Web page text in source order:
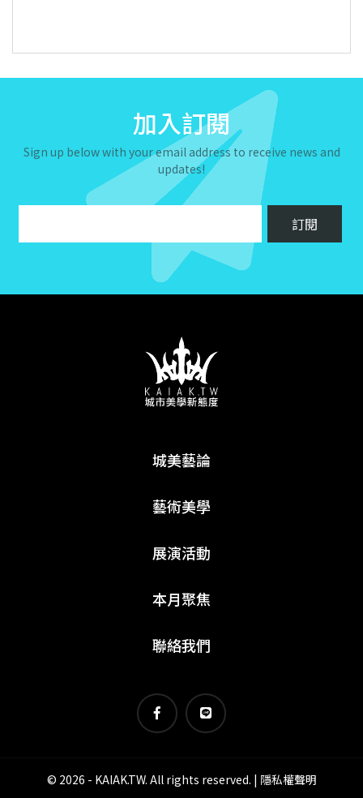
加入訂閱
Sign up below with your email address to receive news and
updates!
城美藝論
藝術美學
展演活動
本月聚焦
聯絡我們
© 2026 - KAIAK.TW. All rights reserved. | 隱私權聲明